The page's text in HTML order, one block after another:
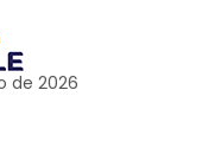
de 2026